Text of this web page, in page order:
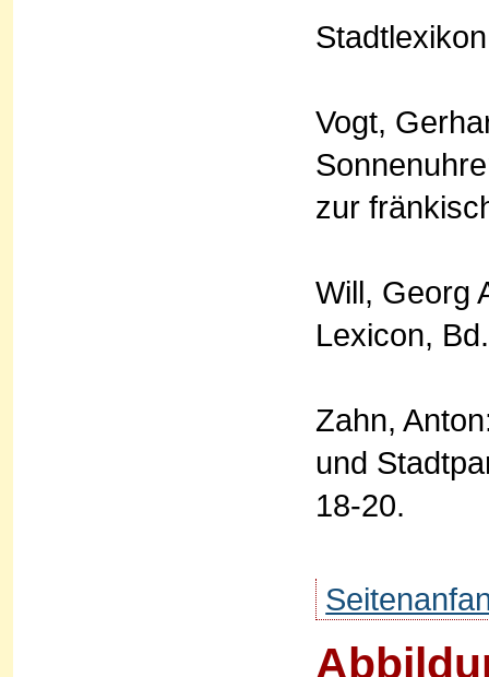
Vogt,
zur
Will, Georg
Lexicon,
Zahn,
und
18-20.